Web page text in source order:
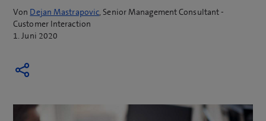
Von Dejan Mastrapovic, Senior Management Consultant -
Customer Interaction
1. Juni 2020